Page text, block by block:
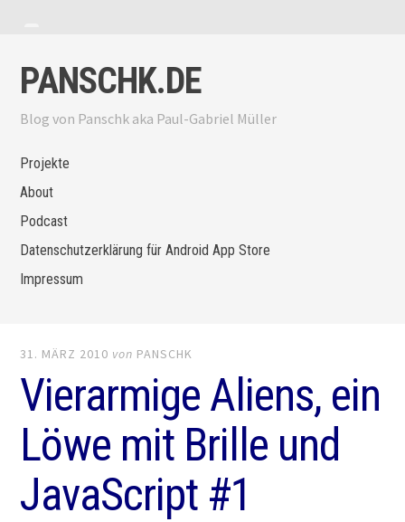
PANSCHK.DE
Blog von Panschk aka Paul-Gabriel Müller
Projekte
About
Podcast
Datenschutzerklärung für Android App Store
Impressum
31. MÄRZ 2010 von PANSCHK
Vierarmige Aliens, ein
Löwe mit Brille und
JavaScript #1